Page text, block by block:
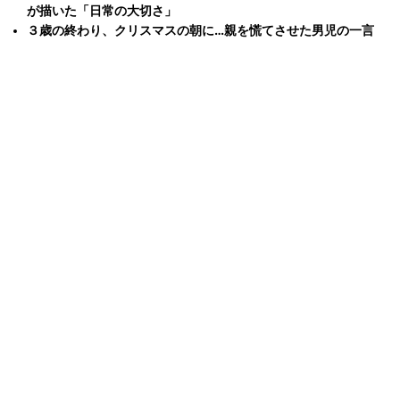
が描いた「日常の大切さ」
３歳の終わり、クリスマスの朝に…親を慌てさせた男児の一言